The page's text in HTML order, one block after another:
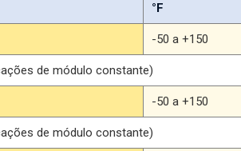
°F
-50 a +150
de módulo constante)
-50 a +150
de módulo constante)